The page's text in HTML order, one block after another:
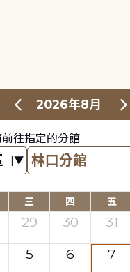
2026年8月
往指定的分館
三 四 五
29 30 31
5 6 7